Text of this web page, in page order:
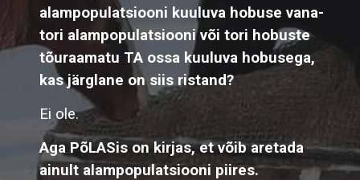
alampopulatsiooni kuuluva hobuse vana-
tori alampopulatsiooni või tori hobuste
tõuraamatu TA ossa kuuluva hobusega,
kas järglane on siis ristand?
Ei ole.
Aga PõLASis on kirjas, et võib aretada
ainult alampopulatsiooni piires.